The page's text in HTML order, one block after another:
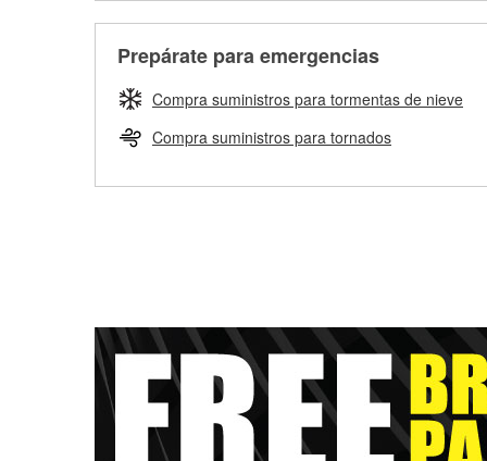
Prepárate para emergencias
Compra suministros para tormentas de nieve
Compra suministros para tornados